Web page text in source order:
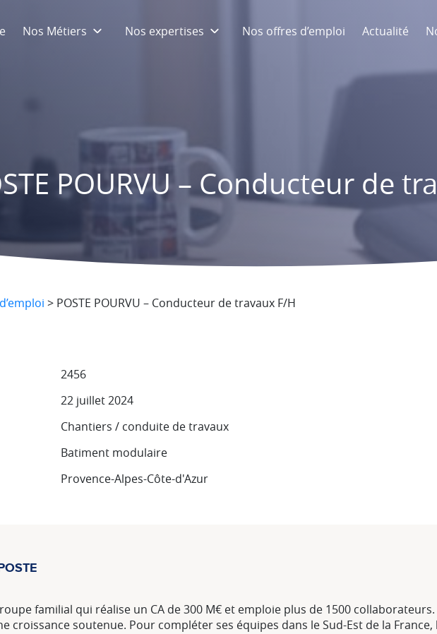
Nos Métiers Nos expertises Nos offres d’emploi Actualité
POURVU – Conducteur de
> POSTE POURVU – Conducteur de travaux F/H
2456
22 juillet 2024
Chantiers / conduite de travaux
Batiment modulaire
Provence-Alpes-Côte-d'Azur
familial qui réalise un CA de 300 M€ et emploie plus de 1500
croissance soutenue. Pour compléter ses équipes dans le Sud-Est de la France,